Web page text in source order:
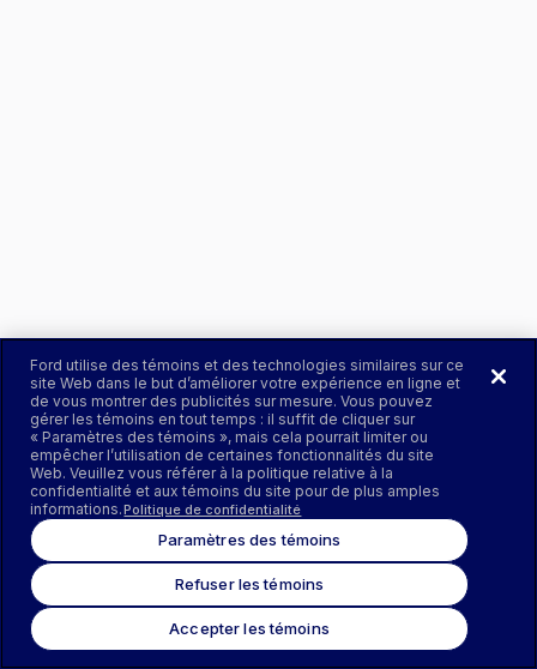
Ford utilise des témoins et des technologies similaires sur ce
site Web dans le but d’améliorer votre expérience en ligne et
de vous montrer des publicités sur mesure. Vous pouvez
gérer les témoins en tout temps : il suffit de cliquer sur
« Paramètres des témoins », mais cela pourrait limiter ou
empêcher l’utilisation de certaines fonctionnalités du site
Web. Veuillez vous référer à la politique relative à la
confidentialité et aux témoins du site pour de plus amples
informations.Politique de confidentialité
Paramètres des témoins
Refuser les témoins
Accepter les témoins